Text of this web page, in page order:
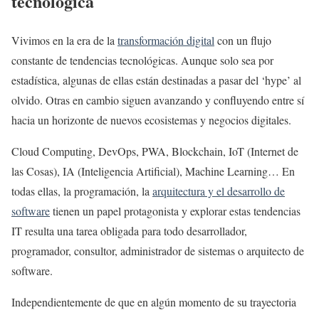
Vivimos en la era de la transformación digital con un flujo
constante de tendencias tecnológicas. Aunque solo sea por
estadística, algunas de ellas están destinadas a pasar del ‘hype’ al
olvido. Otras en cambio siguen avanzando y confluyendo entre sí
hacia un horizonte de nuevos ecosistemas y negocios digitales.
Cloud Computing, DevOps, PWA, Blockchain, IoT (Internet de
las Cosas), IA (Inteligencia Artificial), Machine Learning… En
todas ellas, la programación, la arquitectura y el desarrollo de
softwaretienen un papel protagonista y explorar estas tendencias
IT resulta una tarea obligada para todo desarrollador,
programador, consultor, administrador de sistemas o arquitecto de
software.
Independientemente de que en algún momento de su trayectoria